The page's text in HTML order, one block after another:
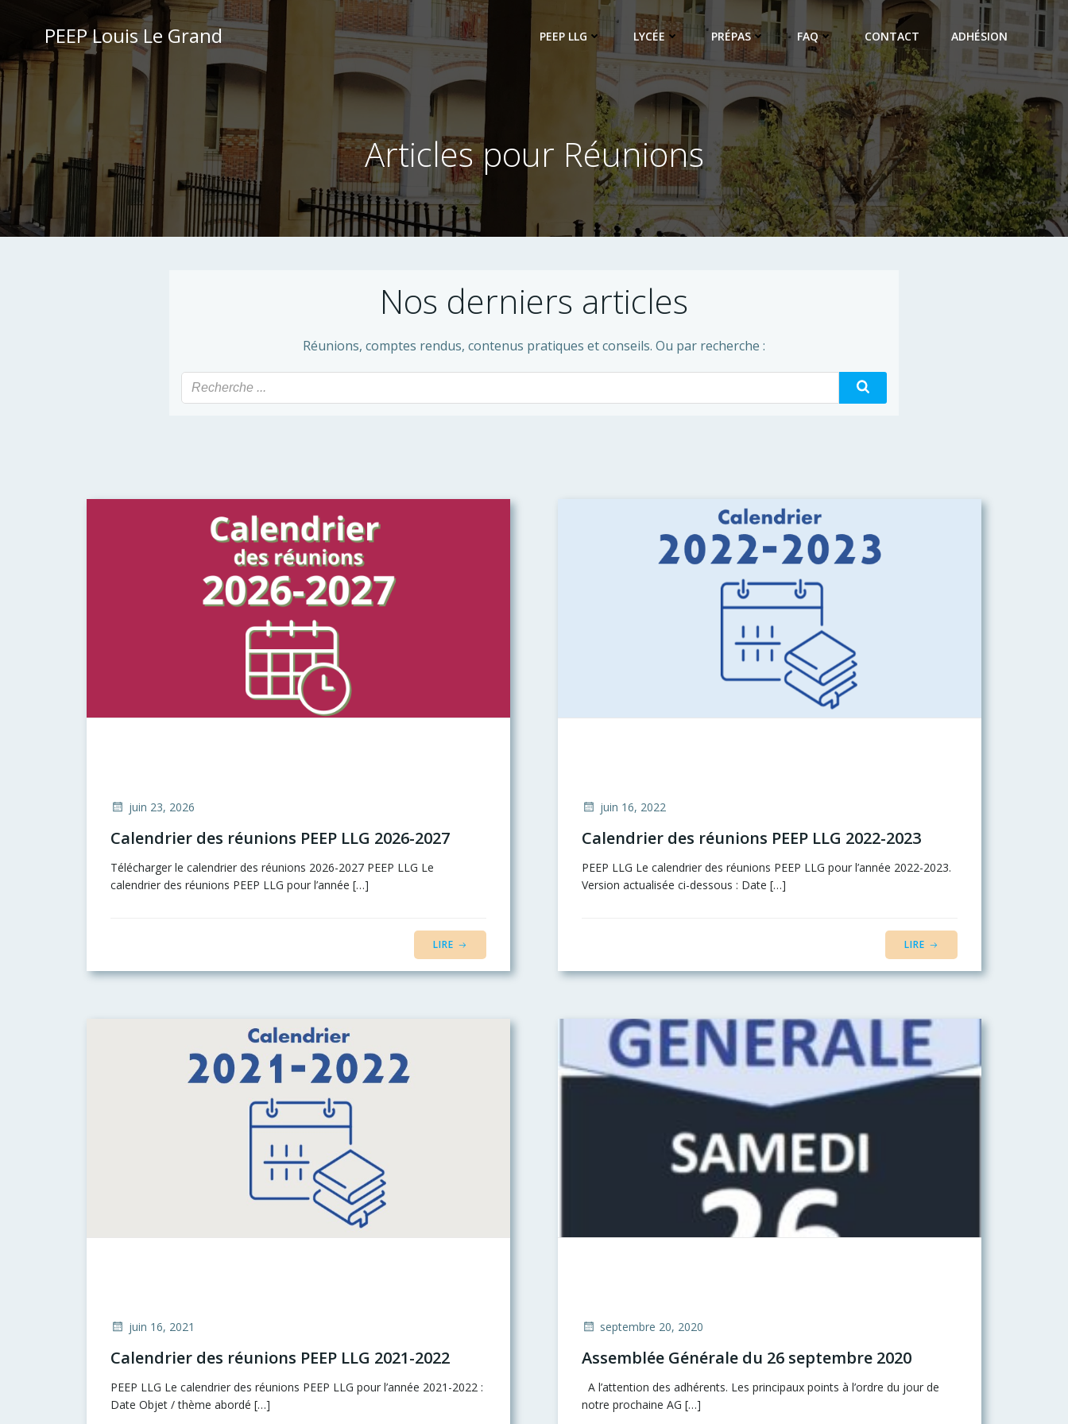
contenuPEEP Louis Le Grand PEEP LLG LYCÉE PRÉPAS FAQ CONTACT ADHÉSION
Articles pour Réunions
Nos derniers articles
Réunions, comptes rendus, contenus pratiques et conseils. Ou par recherche :
juin 23, 2026
Calendrier des réunions PEEP LLG 2026-2027
Télécharger le calendrier des réunions 2026-2027 PEEP LLG Le
calendrier des réunions PEEP LLG pour l’année […]
LIRE
juin 16, 2022
Calendrier des réunions PEEP LLG 2022-2023
PEEP LLG Le calendrier des réunions PEEP LLG pour l’année 2022-2023.
Version actualisée ci-dessous : Date […]
LIRE
juin 16, 2021
Calendrier des réunions PEEP LLG 2021-2022
PEEP LLG Le calendrier des réunions PEEP LLG pour l’année 2021-2022 :
Date Objet / thème abordé […]
septembre 20, 2020
Assemblée Générale du 26 septembre 2020
A l’attention des adhérents. Les principaux points à l’ordre du jour de
notre prochaine AG […]